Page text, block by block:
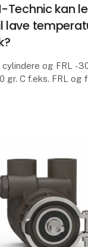
Technic kan
lave
cylindere og FRL -
C f.eks. FRL og